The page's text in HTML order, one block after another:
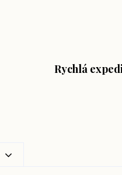
Rychlá